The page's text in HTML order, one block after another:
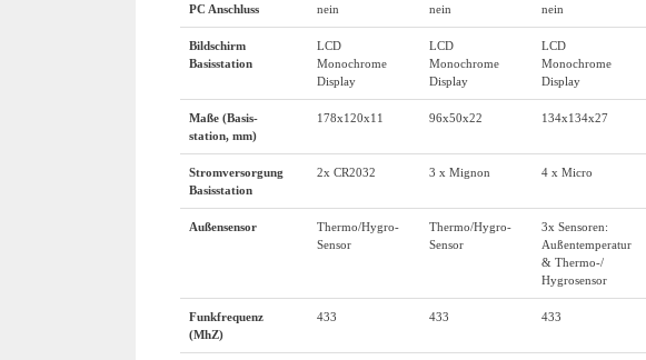
PC Anschluss nein nein nein
Bildschirm
Basisstation
LCD
Monochrome
Display
LCD
Monochrome
Display
LCD
Monochrome
Display
Maße (Basis-
station, mm)
178x120x11 96x50x22 134x134x27
Stromversorgung
Basisstation
2x CR2032 3 x Mignon 4 x Micro
Außensensor
Thermo/Hygro-
Sensor
Thermo/Hygro-
Sensor
3x Sensoren:
Außentemperatur
& Thermo-/
Hygrosensor
Funkfrequenz
(MhZ)
433 433 433